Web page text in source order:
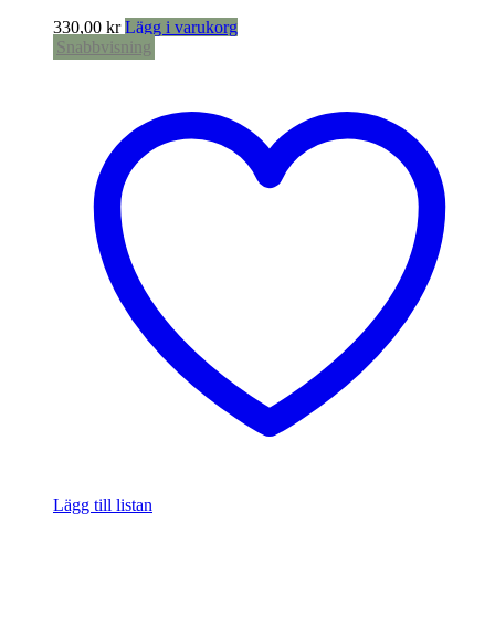
330,00 kr Lägg i varukorg
Snabbvisning
Lägg till listan